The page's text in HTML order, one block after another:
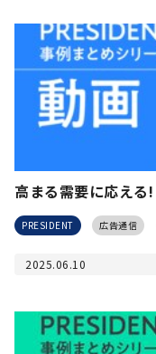
高まる需要に応える
PRESIDENT 広告通信
2025.06.10